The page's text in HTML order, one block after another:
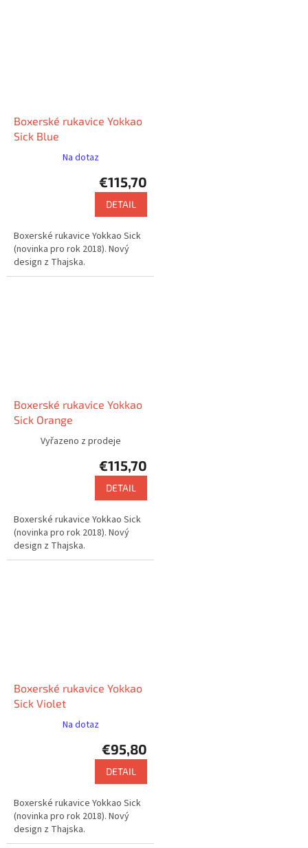
Boxerské rukavice Yokkao
Sick Blue
Na dotaz
€115,70
DETAIL
Boxerské rukavice Yokkao Sick
(novinka pro rok 2018). Nový
design z Thajska.
Boxerské rukavice Yokkao
Sick Orange
Vyřazeno z prodeje
€115,70
DETAIL
Boxerské rukavice Yokkao Sick
(novinka pro rok 2018). Nový
design z Thajska.
Boxerské rukavice Yokkao
Sick Violet
Na dotaz
€95,80
DETAIL
Boxerské rukavice Yokkao Sick
(novinka pro rok 2018). Nový
design z Thajska.